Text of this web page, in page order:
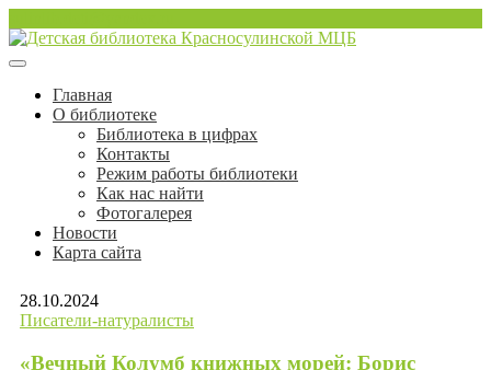
к
содержимому
Детская библиотека
Красносулинской МЦБ
Красносулинская Детская библиотека
Главная
О библиотеке
Библиотека в цифрах
Контакты
Режим работы библиотеки
Как нас найти
Фотогалерея
Новости
Карта сайта
28.10.2024
Писатели-натуралисты
«Вечный Колумб книжных морей: Борис